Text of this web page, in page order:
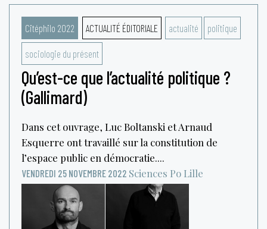
Citéphilo 2022 ACTUALITÉ ÉDITORIALE actualité politique
sociologie du présent
Qu’est-ce que l’actualité politique ?
(Gallimard)
Dans cet ouvrage, Luc Boltanski et Arnaud
Esquerre ont travaillé sur la constitution de
l’espace public en démocratie....
VENDREDI 25 NOVEMBRE 2022 Sciences Po Lille